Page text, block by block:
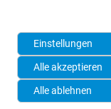
Einstellungen
Alle akzeptieren
Alle ablehnen